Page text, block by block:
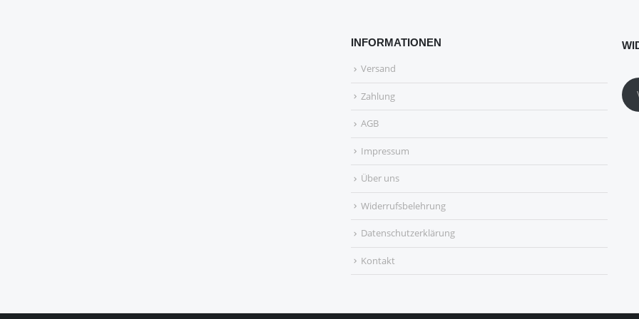
INFORMATIONEN
Versand
Zahlung
AGB
Impressum
Über uns
Widerrufsbelehrung
Datenschutzerklärung
Kontakt